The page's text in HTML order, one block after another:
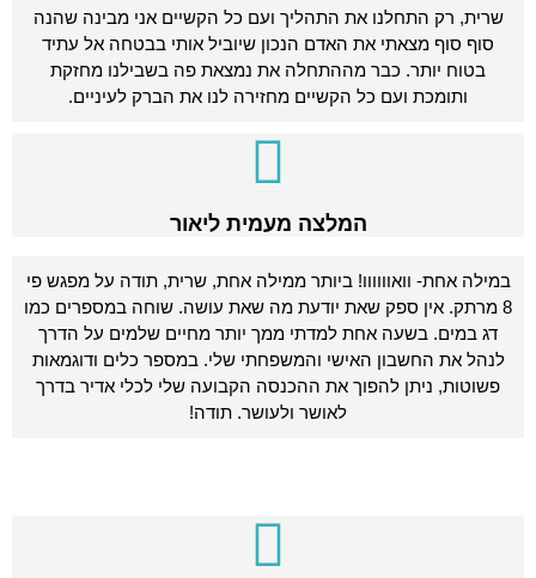
שרית, רק התחלנו את התהליך ועם כל הקשיים אני מבינה שהנה
סוף סוף מצאתי את האדם הנכון שיוביל אותי בבטחה אל עתיד
בטוח יותר. כבר מההתחלה את נמצאת פה בשבילנו מחזקת
ותומכת ועם כל הקשיים מחזירה לנו את הברק לעיניים.
המלצה מעמית ליאור
במילה אחת- וואוווווו! ביותר ממילה אחת, שרית, תודה על מפגש פי
8 מרתק. אין ספק שאת יודעת מה שאת עושה. שוחה במספרים כמו
דג במים. בשעה אחת למדתי ממך יותר מחיים שלמים על הדרך
לנהל את החשבון האישי והמשפחתי שלי. במספר כלים ודוגמאות
פשוטות, ניתן להפוך את ההכנסה הקבועה שלי לכלי אדיר בדרך
לאושר ולעושר. תודה!